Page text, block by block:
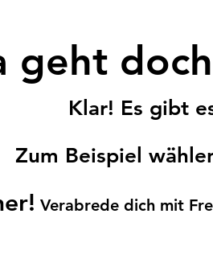
geht
Klar! Es gibt
Zum Beispiel
Verabrede dich mit